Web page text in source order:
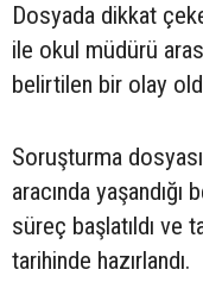
Dosyada dikkat
ile okul müdürü
belirtilen bir olay
Soruşturma
aracında
süreç başlatıldı ve
tarihinde hazırlandı.